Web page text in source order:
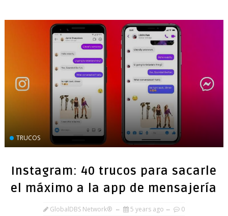
TRUCOS
Instagram: 40 trucos para sacarle
el máximo a la app de mensajería
GlobalDBS Network® 5 years ago 0